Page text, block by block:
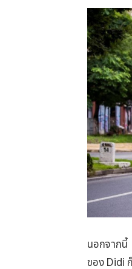
นอกจากนี้
ของ Didi